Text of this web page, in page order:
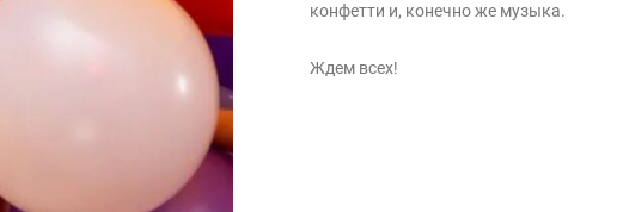
конфетти и, конечно же музыка.
Ждем всех!